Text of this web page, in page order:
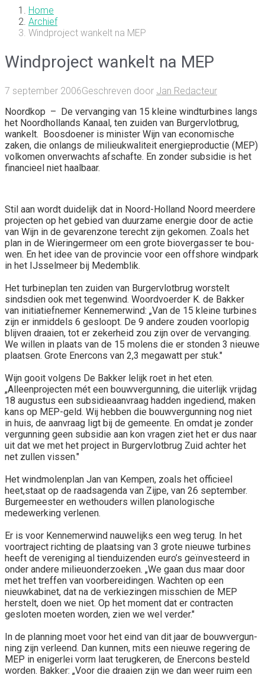
Home
Archief
Windproject wankelt na MEP
Windproject wankelt na MEP
7 september 2006Geschreven door Jan Redacteur
Noordkop –
De vervanging van 15 kleine windturbi­nes langs
het Noordhollands Kanaal, ten zuiden van Bur­gervlotbrug,
wankelt. Boosdoener is minister Wijn van economische
zaken, die onlangs de milieukwaliteit ener­gieproductie (MEP)
volkomen onverwachts afschafte. En zonder subsidie is het
financieel niet haalbaar.
Stil aan wordt duidelijk dat in Noord-Holland Noord meerdere
projecten op het gebied van duurzame energie door de actie
van Wijn in de gevarenzone te­recht zijn gekomen. Zoals het
plan in de Wieringermeer om een grote biovergasser te bou­
wen. En het idee van de provincie voor een offshore windpark
in het IJsselmeer bij Medemblik.
Het turbineplan ten zuiden van Burgervlotbrug worstelt
sindsdien ook met tegenwind. Woordvoerder K. de Bakker
van initiatiefnemer Kennemerwind: „Van de 15 kleine turbines
zijn er inmiddels 6 gesloopt. De 9 ande­re zouden voorlopig
blijven draaien, tot er zekerheid zou zijn over de vervanging.
We willen in plaats van de 15 molens die er stonden 3 nieuwe
plaatsen. Gro­te Enercons van 2,3 megawatt per stuk."
Wijn gooit volgens De Bakker lelijk roet in het eten.
„Alleenprojecten mét een bouwvergun­ning, die uiterlijk vrijdag
18 au­gustus een subsidieaanvraag hadden ingediend, maken
kans op MEP-geld. Wij hebben die bouwvergunning nog niet
in huis, de aanvraag ligt bij de ge­meente. En omdat je zonder
ver­gunning geen subsidie aan kon vragen ziet het er dus naar
uit dat we met het project in Burgervlot­brug Zuid achter het
net zullen vissen."
Het windmolenplan Jan van Kempen, zoals het officieel
heet,staat op de raadsagenda van Zij­pe, van 26 september.
Burge­meester en wethouders willen planologische
medewerking ver­lenen.
Er is voor Kennemerwind nau­welijks een weg terug. In het
voortraject richting de plaatsing van 3 grote nieuwe turbines
heeft de vereniging al tiendui­zenden euro’s geïnvesteerd in
onder andere milieuonderzoe­ken. „We gaan dus maar door
met het treffen van voorberei­dingen. Wachten op een
nieuwkabinet, dat na de verkiezingen misschien de MEP
herstelt, doen we niet. Op het moment dat er contracten
gesloten moeten wor­den, zien we wel verder."
In de planning moet voor het eind van dit jaar de bouwvergun­
ning zijn verleend. Dan kunnen, mits een nieuwe regering de
MEP in enigerlei vorm laat te­rugkeren, de Enercons besteld
worden. Bakker: „Voor die draai­en zijn we dan weer ruim een